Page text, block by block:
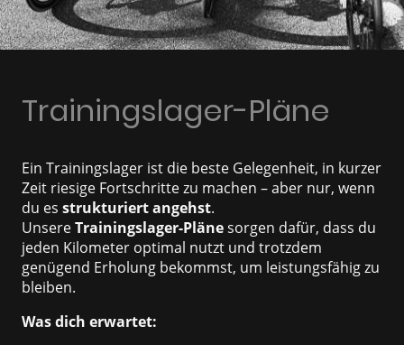
Trainingslager-Pläne
Ein Trainingslager ist die beste Gelegenheit, in kurzer
Zeit riesige Fortschritte zu machen – aber nur, wenn
du es strukturiert angehst.
UnsereTrainingslager-Plänesorgen dafür, dass du
jeden Kilometer optimal nutzt und trotzdem
genügend Erholung bekommst, um leistungsfähig zu
bleiben.
Was dich erwartet: